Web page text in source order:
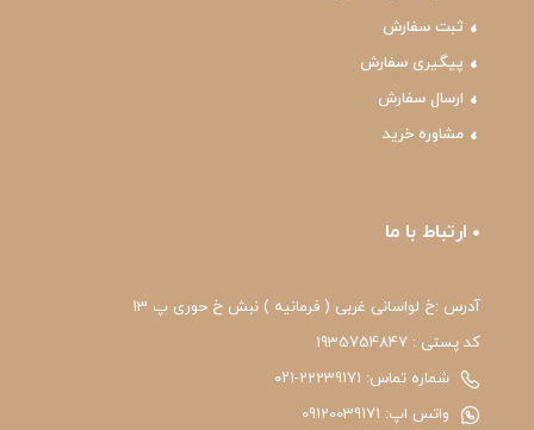
ثبت سفارش
پیگیری سفارش
ارسال سفارش
مشاوره خرید
ارتباط با ما
آدرس :خ لواسانی غربی ( فرمانیه ) نبش خ حوری پ 13
کد پستی : 1935754847
شماره تماس: 22239171-۰۲۱
واتس اپ: 09120039171